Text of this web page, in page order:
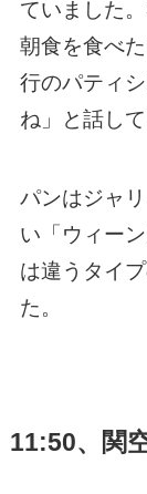
ていました
朝食を食べ
行のパティ
ね」と話して
パンはジャ
い「ウィー
は違うタイ
た。
11:50、関